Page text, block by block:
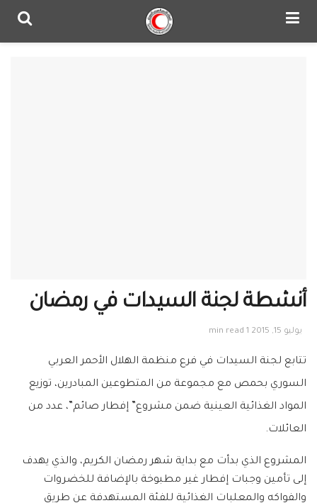
أنشطة لجنة السيدات في رمضان
يوليو 15, 2015 1 min read
تتابع لجنة السيدات في فرع منظمة الهلال الأحمر العربي
السوري بحمص مع مجموعة من المتطوعين المبادرين، توزيع
المواد الغذائية العينية ضمن مشروع” إفطار صائم”، عدد من
العائلات.
المشروع الذي بدأت مع بداية شهر رمضان الكريم، والذي يهدف
إلى تأمين وجبات إفطار غير مطبوخة بالإضافة للخضروات
والفواكه والمعلبات الغذائية للفئة المستهدفة عن طريق